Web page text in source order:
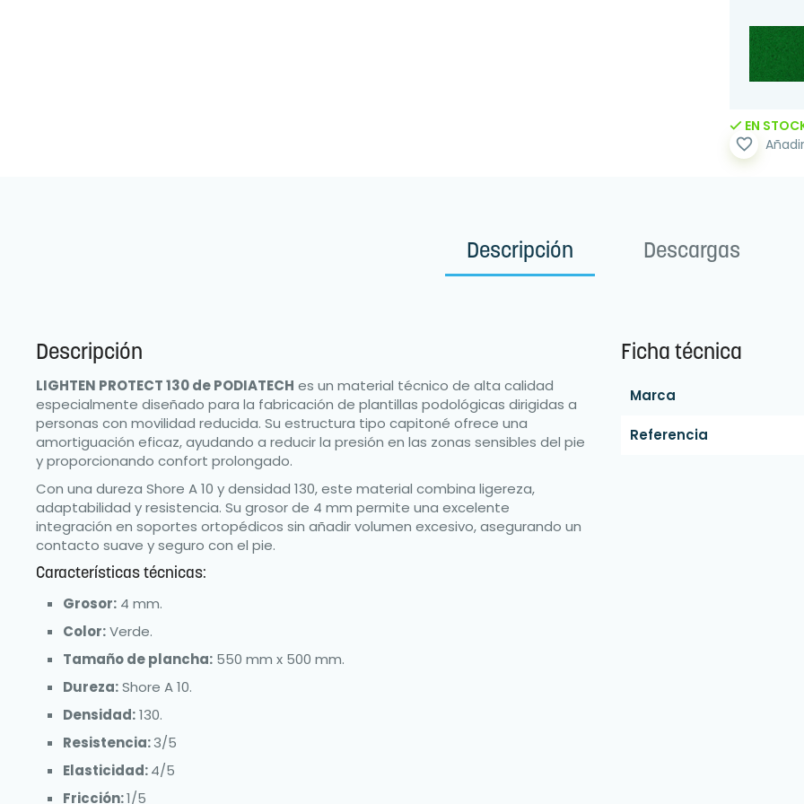
EN
favorite_border
Descripción Descargas
Descripción
LIGHTEN PROTECT 130 de PODIATECH es un material técnico de alta calidad
especialmente diseñado para la fabricación de plantillas podológicas dirigidas a
personas con movilidad reducida. Su estructura tipo capitoné ofrece una
amortiguación eficaz, ayudando a reducir la presión en las zonas sensibles del pie
y proporcionando confort prolongado.
Con una dureza Shore A 10 y densidad 130, este material combina ligereza,
adaptabilidad y resistencia. Su grosor de 4 mm permite una excelente
integración en soportes ortopédicos sin añadir volumen excesivo, asegurando un
contacto suave y seguro con el pie.
Características técnicas:
Grosor: 4 mm.
Color:Verde.
Tamaño de plancha: 550 mm x 500 mm.
Dureza:Shore A 10.
Densidad:130.
Resistencia:3/5
Elasticidad:4/5
Fricción:1/5
Ficha técnica
Marca
Referencia